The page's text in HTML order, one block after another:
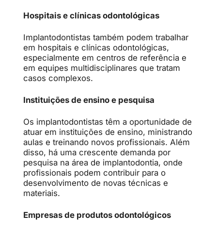
Hospitais e clínicas odontológicas
Implantodontistas também podem trabalhar
em hospitais e clínicas odontológicas,
especialmente em centros de referência e
em equipes multidisciplinares que tratam
casos complexos.
Instituições de ensino e pesquisa
Os implantodontistas têm a oportunidade de
atuar em instituições de ensino, ministrando
aulas e treinando novos profissionais. Além
disso, há uma crescente demanda por
pesquisa na área de implantodontia, onde
profissionais podem contribuir para o
desenvolvimento de novas técnicas e
materiais.
Empresas de produtos odontológicos